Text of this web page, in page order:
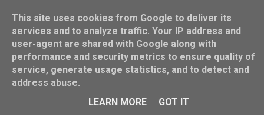
This site uses cookies from Google to deliver its
services and to analyze traffic. Your IP address and
user-agent are shared with Google along with
performance and security metrics to ensure quality of
service, generate usage statistics, and to detect and
address abuse.
LEARN MORE
GOT IT